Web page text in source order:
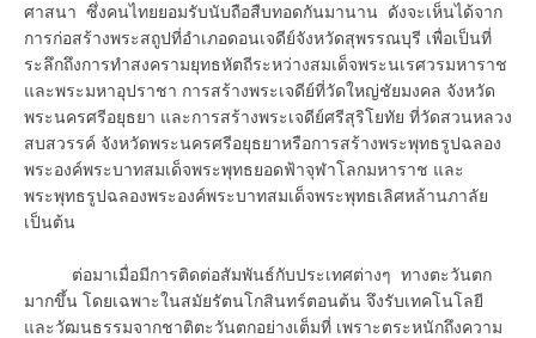
ศาสนา ซึ่งคนไทยยอมรับนับถือสืบทอดกันมานาน ดังจะเห็นได้จาก
การก่อสร้างพระสถูปที่อำเภอดอนเจดีย์จังหวัดสุพรรณบุรี เพื่อเป็นที่
ระลึกถึงการทำสงครามยุทธหัตถีระหว่างสมเด็จพระนเรศวรมหาราช
และพระมหาอุปราชา การสร้างพระเจดีย์ที่วัดใหญ่ชัยมงคล จังหวัด
พระนครศรีอยุธยา และการสร้างพระเจดีย์ศรีสุริโยทัย ที่วัดสวนหลวง
สบสวรรค์ จังหวัดพระนครศรีอยุธยาหรือการสร้างพระพุทธรูปฉลอง
พระองค์พระบาทสมเด็จพระพุทธยอดฟ้าจุฬาโลกมหาราช และ
พระพุทธรูปฉลองพระองค์พระบาทสมเด็จพระพุทธเลิศหล้านภาลัย
เป็นต้น
ต่อมาเมื่อมีการติดต่อสัมพันธ์กับประเทศต่างๆ ทางตะวันตก
มากขึ้น โดยเฉพาะในสมัยรัตนโกสินทร์ตอนต้น จึงรับเทคโนโลยี
และวัฒนธรรมจากชาติตะวันตกอย่างเต็มที่ เพราะตระหนักถึงความ